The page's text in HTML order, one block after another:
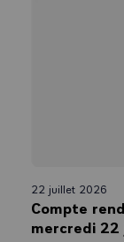
22 juillet 2026
Compte
mercredi